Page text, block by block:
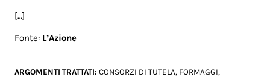
[…]
Fonte: L’Azione
ARGOMENTI TRATTATI:CONSORZI DI TUTELA, FORMAGGI,